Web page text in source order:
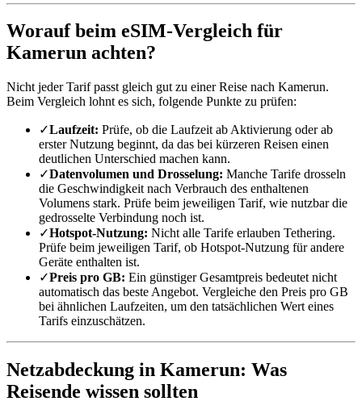
Worauf beim eSIM-Vergleich für
Kamerun achten?
Nicht jeder Tarif passt gleich gut zu einer Reise nach Kamerun.
Beim Vergleich lohnt es sich, folgende Punkte zu prüfen:
✓Laufzeit: Prüfe, ob die Laufzeit ab Aktivierung oder ab
erster Nutzung beginnt, da das bei kürzeren Reisen einen
deutlichen Unterschied machen kann.
✓Datenvolumen und Drosselung: Manche Tarife drosseln
die Geschwindigkeit nach Verbrauch des enthaltenen
Volumens stark. Prüfe beim jeweiligen Tarif, wie nutzbar die
gedrosselte Verbindung noch ist.
✓Hotspot-Nutzung: Nicht alle Tarife erlauben Tethering.
Prüfe beim jeweiligen Tarif, ob Hotspot-Nutzung für andere
Geräte enthalten ist.
✓Preis pro GB: Ein günstiger Gesamtpreis bedeutet nicht
automatisch das beste Angebot. Vergleiche den Preis pro GB
bei ähnlichen Laufzeiten, um den tatsächlichen Wert eines
Tarifs einzuschätzen.
Netzabdeckung in Kamerun: Was
Reisende wissen sollten